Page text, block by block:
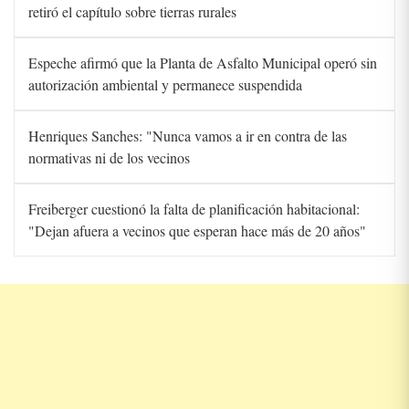
retiró el capítulo sobre tierras rurales
Espeche afirmó que la Planta de Asfalto Municipal operó sin
autorización ambiental y permanece suspendida
Henriques Sanches: "Nunca vamos a ir en contra de las
normativas ni de los vecinos
Freiberger cuestionó la falta de planificación habitacional:
"Dejan afuera a vecinos que esperan hace más de 20 años"